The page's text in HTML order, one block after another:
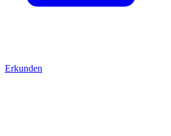
Erkunden